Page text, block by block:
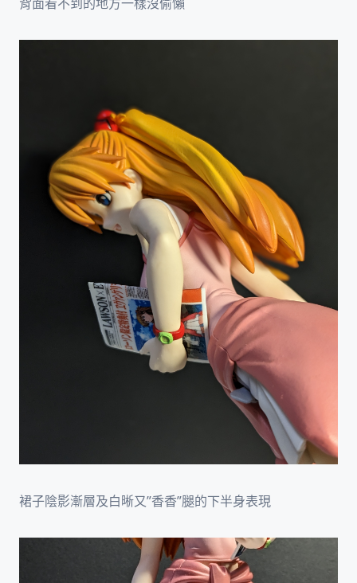
裙子陰影漸層及白晰又”香香”腿的下半身表現